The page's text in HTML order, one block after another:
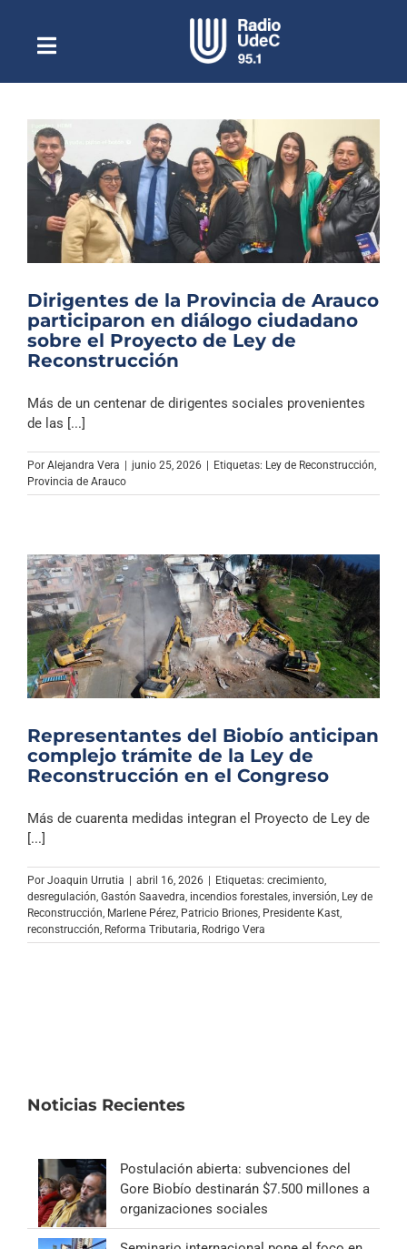
contenidoToggle
NavigationEscuchar Radio UdeC en vivo
Quiénes Somos
Programación
Podcast
Noticias
Columnas
Música Clásica
Dirigentes de la Provincia de Arauco
participaron en diálogo ciudadano
sobre el Proyecto de Ley de
Reconstrucción
Más de un centenar de dirigentes sociales provenientes
de las [...]
Por Alejandra Vera | junio 25, 2026 | Etiquetas: Ley de Reconstrucción
Provincia de Arauco
Representantes del Biobío anticipan
complejo trámite de la Ley de
Reconstrucción en el Congreso
Más de cuarenta medidas integran el Proyecto de Ley de
[...]
Por Joaquin Urrutia | abril 16, 2026 | Etiquetas: crecimiento
desregulación Gastón Saavedra incendios forestales inversión Ley de
Reconstrucción Marlene Pérez Patricio Briones Presidente Kast
reconstrucción Reforma Tributaria Rodrigo Vera
Noticias Recientes
Postulación abierta: subvenciones del
Gore Biobío destinarán $7.500 millones a
organizaciones sociales